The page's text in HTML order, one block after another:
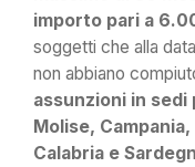
importo pari a
soggetti che alla
non abbiano
assunzioni in
Molise,
Calabria e